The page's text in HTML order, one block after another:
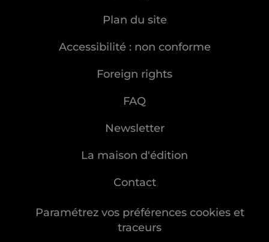
Plan du site
Accessibilité : non conforme
Foreign rights
FAQ
Newsletter
La maison d'édition
Contact
Paramétrez vos préférences cookies et
traceurs